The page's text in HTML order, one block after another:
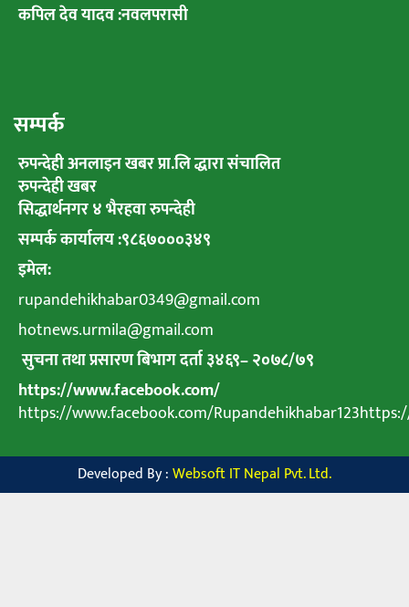
कपिल देव यादव :नवलपरासी
सम्पर्क
रुपन्देही अनलाइन खबर प्रा.लि द्धारा संचालित
रुपन्देही खबर
सिद्धार्थनगर ४ भैरहवा रुपन्देही
सम्पर्क कार्यालय :९८६७०००३४९
इमेल:
rupandehikhabar0349@gmail.com
hotnews.urmila@gmail.com
सुचना तथा प्रसारण बिभाग दर्ता ३४६९–२०७८/७९
https://www.facebook.com/
https://www.facebook.com/
Developed By :Websoft IT Nepal Pvt. Ltd.